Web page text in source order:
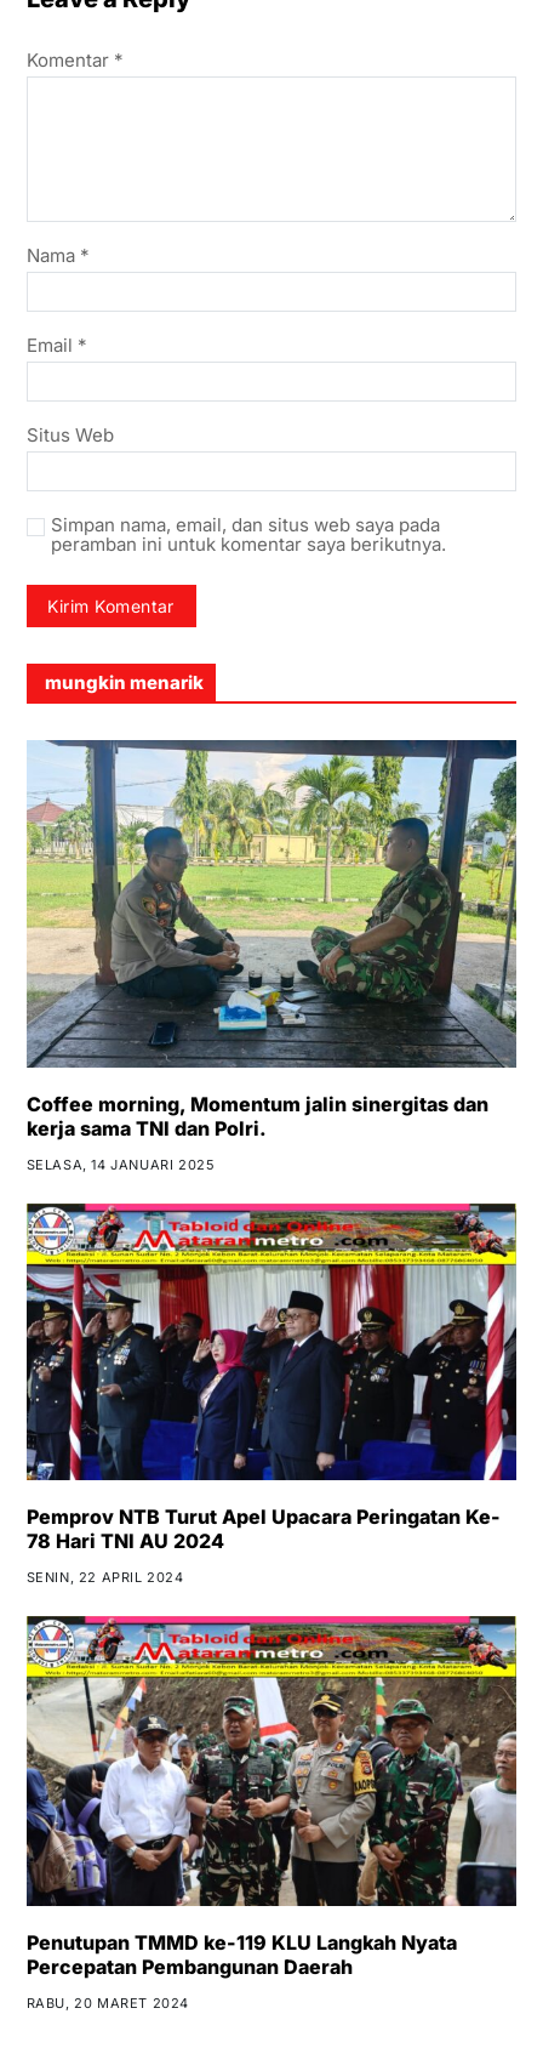
Komentar *
Nama *
Email *
Situs Web
Simpan nama, email, dan situs web saya pada
peramban ini untuk komentar saya berikutnya.
mungkin menarik
Coffee morning, Momentum jalin sinergitas dan
kerja sama TNI dan Polri.
SELASA, 14 JANUARI 2025
Pemprov NTB Turut Apel Upacara Peringatan Ke-
78 Hari TNI AU 2024
SENIN, 22 APRIL 2024
Penutupan TMMD ke-119 KLU Langkah Nyata
Percepatan Pembangunan Daerah
RABU, 20 MARET 2024